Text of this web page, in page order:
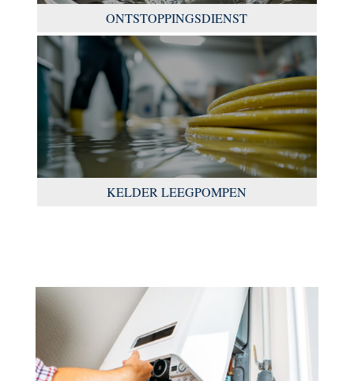
ONTSTOPPINGSDIENST
KELDER LEEGPOMPEN